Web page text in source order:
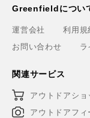
Greenfieldについ
運営会社 利用規
お問い合わせ
ラ
関連サービス
アウトドアシ
アウトドアフ